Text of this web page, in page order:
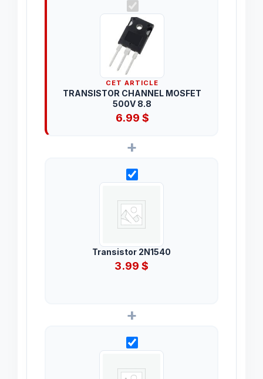
CET ARTICLE
TRANSISTOR CHANNEL MOSFET
500V 8.8
6.99 $
+
Transistor 2N1540
3.99 $
+